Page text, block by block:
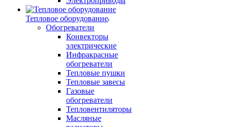
Тепловое оборудование
Обогреватели
Конвекторы
электрические
Инфракрасные
обогреватели
Тепловые пушки
Тепловые завесы
Газовые
обогреватели
Тепловентиляторы
Масляные